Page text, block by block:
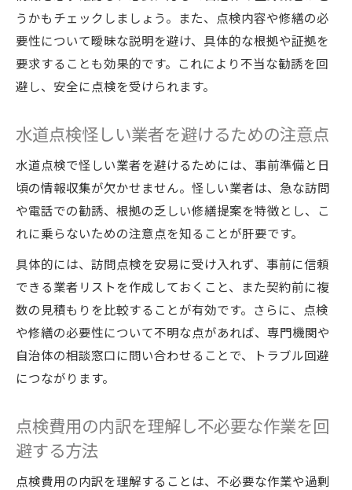
うかもチェックしましょう。また、点検内容や修繕の必
要性について曖昧な説明を避け、具体的な根拠や証拠を
要求することも効果的です。これにより不当な勧誘を回
避し、安全に点検を受けられます。
水道点検怪しい業者を避けるための注意点
水道点検で怪しい業者を避けるためには、事前準備と日
頃の情報収集が欠かせません。怪しい業者は、急な訪問
や電話での勧誘、根拠の乏しい修繕提案を特徴とし、こ
れに乗らないための注意点を知ることが肝要です。
具体的には、訪問点検を安易に受け入れず、事前に信頼
できる業者リストを作成しておくこと、また契約前に複
数の見積もりを比較することが有効です。さらに、点検
や修繕の必要性について不明な点があれば、専門機関や
自治体の相談窓口に問い合わせることで、トラブル回避
につながります。
点検費用の内訳を理解し不必要な作業を回
避する方法
点検費用の内訳を理解することは、不必要な作業や過剰